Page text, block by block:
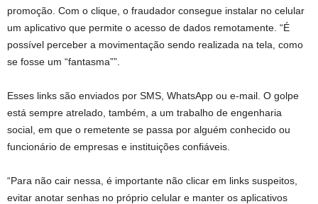
promoção. Com o clique, o fraudador consegue instalar no celular
um aplicativo que permite o acesso de dados remotamente. “É
possível perceber a movimentação sendo realizada na tela, como
se fosse um “fantasma””.
Esses links são enviados por SMS, WhatsApp ou e-mail. O golpe
está sempre atrelado, também, a um trabalho de engenharia
social, em que o remetente se passa por alguém conhecido ou
funcionário de empresas e instituições confiáveis.
“Para não cair nessa, é importante não clicar em links suspeitos,
evitar anotar senhas no próprio celular e manter os aplicativos